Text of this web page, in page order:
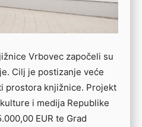
Vrbovec započeli su
Cilj je postizanje veće
prostora knjižnice. Projekt
i medija Republike
EUR te Grad